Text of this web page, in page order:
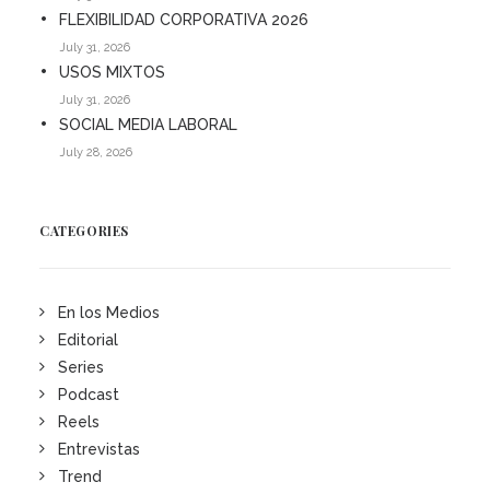
FLEXIBILIDAD CORPORATIVA 2026
July 31, 2026
USOS MIXTOS
July 31, 2026
SOCIAL MEDIA LABORAL
July 28, 2026
CATEGORIES
En los Medios
Editorial
Series
Podcast
Reels
Entrevistas
Trend